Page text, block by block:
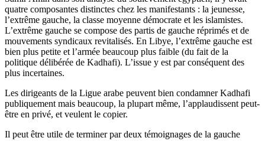
quatre composantes distinctes chez les manifestants : la jeunesse,
l’extrême gauche, la classe moyenne démocrate et les islamistes.
L’extrême gauche se compose des partis de gauche réprimés et de
mouvements syndicaux revitalisés. En Libye, l’extrême gauche est
bien plus petite et l’armée beaucoup plus faible (du fait de la
politique délibérée de Kadhafi). L’issue y est par conséquent des
plus incertaines.
Les dirigeants de la Ligue arabe peuvent bien condamner Kadhafi
publiquement mais beaucoup, la plupart même, l’applaudissent peut-
être en privé, et veulent le copier.
Il peut être utile de terminer par deux témoignages de la gauche